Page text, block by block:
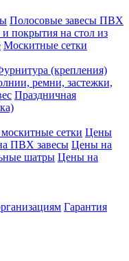
Полосовые завесы ПВХ
и покрытия на стол из
Москитные сетки
(крепления)
ремни, застежки,
Праздничная
сетки Цены
ПВХ завесы Цены на
шатры Цены на
Гарантия